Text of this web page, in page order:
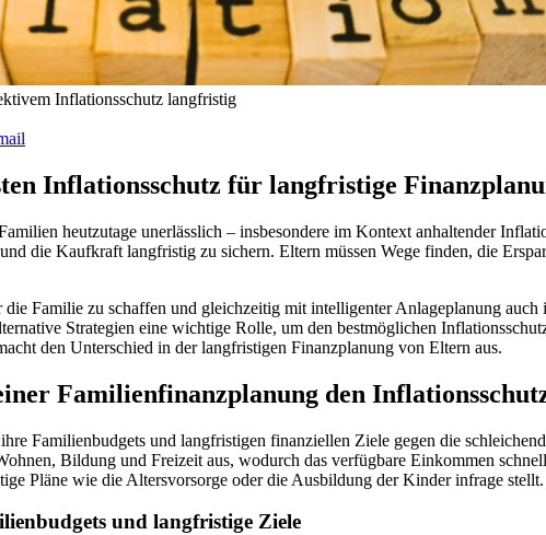
Inflationsschutz langfristig
Inflationsschutz für langfristige
heutzutage unerlässlich – insbesondere im Kontext anhaltender
die Kaufkraft langfristig zu sichern. Eltern müssen Wege finden, die
Familie zu schaffen und gleichzeitig mit intelligenter Anlageplanung
Strategien eine wichtige Rolle, um den bestmöglichen
den Unterschied in der langfristigen Finanzplanung von Eltern aus.
Familienfinanzplanung den
Familienbudgets und langfristigen finanziellen Ziele gegen die
Bildung und Freizeit aus, wodurch das verfügbare Einkommen
Pläne wie die Altersvorsorge oder die Ausbildung der Kinder infrage stellt.
und langfristige Ziele